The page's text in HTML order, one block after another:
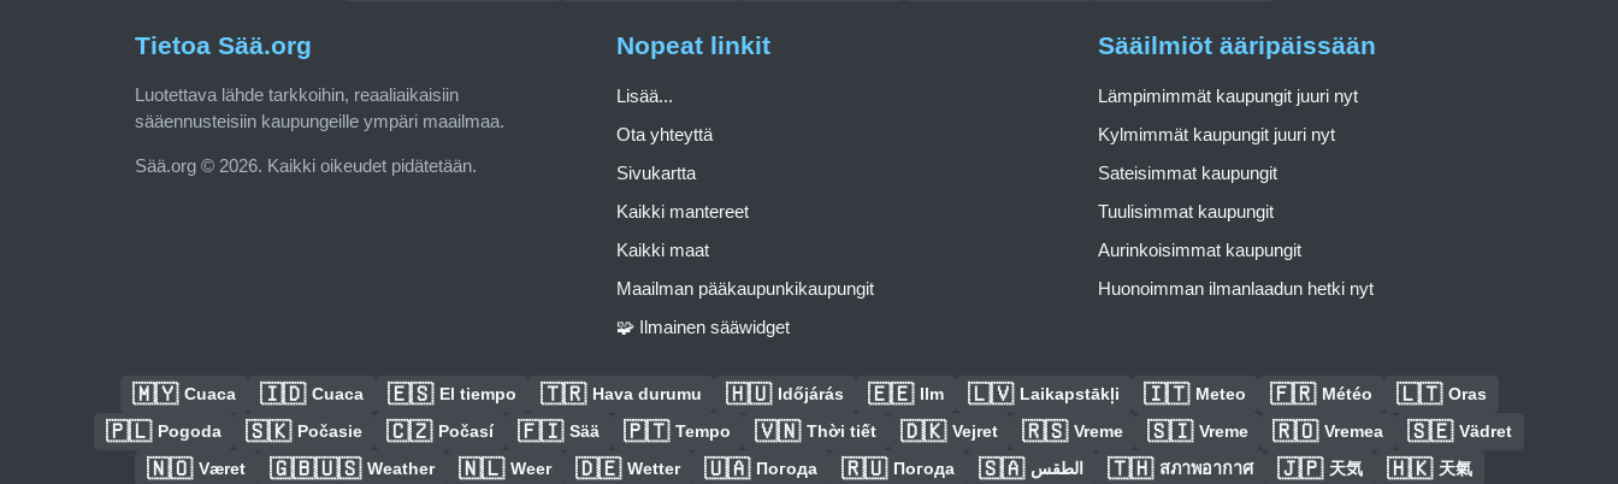
Tietoa Sää.org
Luotettava lähde tarkkoihin, reaaliaikaisiin
sääennusteisiin kaupungeille ympäri maailmaa.
Sää.org © 2026. Kaikki oikeudet pidätetään.
Nopeat linkit
Lisää...
Ota yhteyttä
Sivukartta
Kaikki mantereet
Kaikki maat
Maailman pääkaupunkikaupungit
🧩 Ilmainen sääwidget
Sääilmiöt ääripäissään
Lämpimimmät kaupungit juuri nyt
Kylmimmät kaupungit juuri nyt
Sateisimmat kaupungit
Tuulisimmat kaupungit
Aurinkoisimmat kaupungit
Huonoimman ilmanlaadun hetki nyt
🇲🇾 Cuaca 🇮🇩 Cuaca 🇪🇸 El tiempo 🇹🇷 Hava durumu 🇭🇺 Időjárás 🇪🇪 Ilm 🇱🇻 Laikapstākļi 🇮🇹 Meteo 🇫🇷 Météo 🇱🇹 Oras
🇵🇱 Pogoda 🇸🇰 Počasie 🇨🇿 Počasí 🇫🇮 Sää 🇵🇹 Tempo 🇻🇳 Thời tiết 🇩🇰 Vejret 🇷🇸 Vreme 🇸🇮 Vreme 🇷🇴 Vremea 🇸🇪 Vädret
🇳🇴 Været 🇬🇧🇺🇸 Weather 🇳🇱 Weer 🇩🇪 Wetter 🇺🇦 Погода 🇷🇺 Погода 🇸🇦 الطقس 🇹🇭 สภาพอากาศ 🇯🇵 天気 🇭🇰 天氣